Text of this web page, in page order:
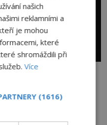
Straší tu oběti
Los Angeles leží
našich
reklamními a
je mohou
které
shromáždili při
Více
(1616)